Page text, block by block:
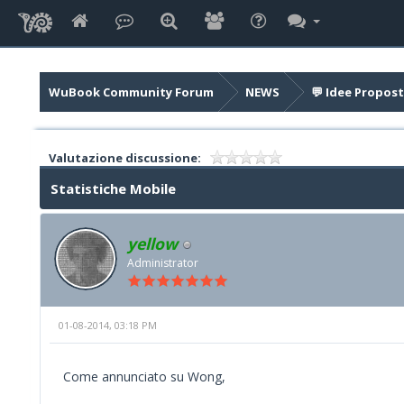
WuBook Community Forum NEWS 💬 Idee
Valutazione discussione:
Statistiche Mobile
yellow
Administrator
01-08-2014, 03:18 PM
Come annunciato su Wong,